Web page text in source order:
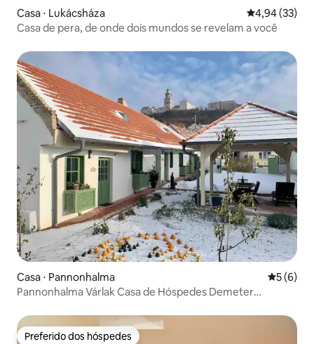
Casa ⋅ Lukácsháza 4,94 de uma
4,94 (33)
Casa de pera, de onde dois mundos se revelam a você
Casa ⋅ Pannonhalma 5 de
5 (6)
Pannonhalma Várlak Casa de Hóspedes Demeter
Preferido dos hóspedes